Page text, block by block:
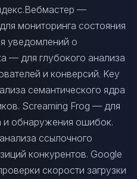
—
мониторинга состояния
уведомлений о
— для глубокого анализа
и конверсий. Key
семантического ядра
Screaming Frog — для
и обнаружения ошибок.
ссылочного
конкурентов. Google
скорости загрузки